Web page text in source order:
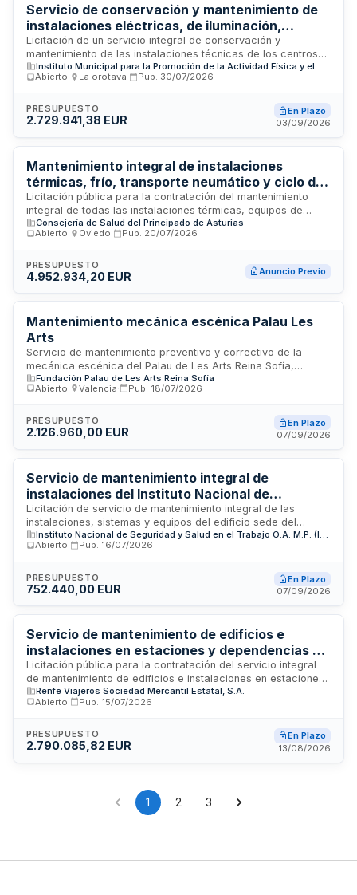
Servicio de conservación y mantenimiento de
instalaciones eléctricas, de iluminación,
protección contra incendios y aparatos
elevadores en centros deportivos municipales
de Las Palmas de Gran Canaria
Licitación de un servicio integral de conservación y
mantenimiento de las instalaciones técnicas de los centros
deportivos municipales del Ayuntamiento de Las Palmas de
Gran Canaria. El contrato abarca el mantenimiento preventivo
iluminación, equipos de protección contra incendios y
aparatos elevadores, dividido en dos lotes independientes
ejecución autónoma. La prestación se desarrolla sobre las
instalaciones de los centros deportivos municipales
gestionados por el Instituto Municipal de Deportes.
Instituto Municipal para la Promoción de la Actividad Física y el Deporte del Ayuntamiento de Las Palmas de Gran Canaria
Abierto
La orotava Pub. 30/07/2026
PRESUPUESTO
2.729.941,38 EUR
En Plazo
03/09/2026
Mantenimiento integral de instalaciones
térmicas, frío, transporte neumático y ciclo del
agua del Área Sanitaria V - Gijón
Licitación pública para la contratación del mantenimiento
integral de todas las instalaciones térmicas, equipos de
refrigeración, sistemas de transporte neumático,
instalaciones de suministro y depuración de agua, así como
Alta Complejidad Hospitalaria y edificios extrahospitalarios
del Área Sanitaria V de Gijón, abarcando los concejos de
conservación, reparación y mantenimiento preventivo y
correctivo de todas las instalaciones mencionadas. La
adjudicación corre a cargo de la Gerencia del Área Sanitaria
V del Servicio de Salud del Principado de Asturias,
organismo público encargado de la gestión sanitaria
territorial.
Consejería de Salud del Principado de Asturias
Abierto
Oviedo Pub. 20/07/2026
PRESUPUESTO
4.952.934,20 EUR Anuncio Previo
Mantenimiento mecánica escénica Palau Les
Arts
Servicio de mantenimiento preventivo y correctivo de la
mecánica escénica del Palau de Les Arts Reina Sofía,
incluyendo sistemas de elevación, tramoyas y equipos
técnicos del escenario.
Fundación Palau de Les Arts Reina Sofía
Abierto
Valencia Pub. 18/07/2026
PRESUPUESTO
2.126.960,00 EUR
En Plazo
07/09/2026
Servicio de mantenimiento integral de
instalaciones del Instituto Nacional de
Seguridad y Salud en el Trabajo en Madrid
Licitación de servicio de mantenimiento integral de las
instalaciones, sistemas y equipos del edificio sede del
Instituto Nacional de Seguridad y Salud en el Trabajo ubicado
en Madrid. El servicio comprende mantenimiento preventivo
como reparación de averías y deficiencias detectadas.
Incluye mano de obra, diagnosis, inspecciones, ajustes y
componentes y sustituciones de equipos completos que
requieren aprobación previa.
Instituto Nacional de Seguridad y Salud en el Trabajo O.A. M.P. (INSST)
Abierto
Pub. 16/07/2026
PRESUPUESTO
752.440,00 EUR
En Plazo
07/09/2026
Servicio de mantenimiento de edificios e
instalaciones en estaciones y dependencias de
Renfe Viajeros en Andalucía
Licitación pública para la contratación del servicio integral
de mantenimiento de edificios e instalaciones en estaciones
y dependencias de Renfe Viajeros ubicadas en Andalucía. El
contrato engloba trabajos de albañilería, fontanería, pintura,
y mantenimiento de instalaciones eléctricas, calefacción y
refrigeración. La duración del contrato es de dos años,
todos los lotes, con opción de presentar una oferta
Renfe Viajeros Sociedad Mercantil Estatal, S.A.
Abierto
Pub. 15/07/2026
PRESUPUESTO
2.790.085,82 EUR
En Plazo
13/08/2026
1 2 3